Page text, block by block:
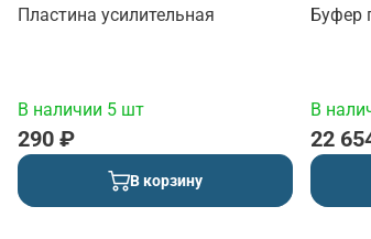
Пластина усилительная
В наличии 5 шт
290 ₽
В корзину
Буфер
В
22